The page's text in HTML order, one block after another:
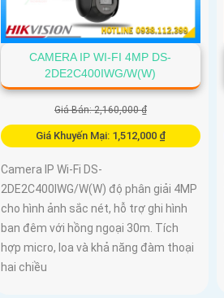
CAMERA IP WI-FI 4MP DS-
2DE2C400IWG/W(W)
Giá Bán: 2,160,000 ₫
Giá Khuyến Mại: 1,512,000 ₫
Camera IP Wi-Fi DS-
2DE2C400IWG/W(W) độ phân giải 4MP
cho hình ảnh sắc nét, hỗ trợ ghi hình
ban đêm với hồng ngoại 30m. Tích
hợp micro, loa và khả năng đàm thoại
hai chiều